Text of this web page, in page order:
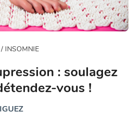
INSOMNIE
: soulagez
vous !